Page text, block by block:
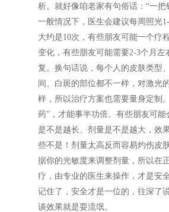
析。就好像咱老家有句俗话：“一把
一般情况下，医生会建议每周照光
大约是10次，有些朋友可能一个疗
变化，有些朋友可能需要2-3个月左
复。换句话说，每个人的皮肤类型
间、白斑的部位都不一样，对激光
样，所以治疗方案也需要量身定制
药”，才能事半功倍。有些朋友可能
是不是越长、剂量是不是越大，效
些不是！剂量太高反而容易灼伤皮
据你的光敏度来调整剂量，所以在
疗，由专业的医生来操作，才是安
记住了，安全才是一位的，往深了
谈效果就是耍流氓。